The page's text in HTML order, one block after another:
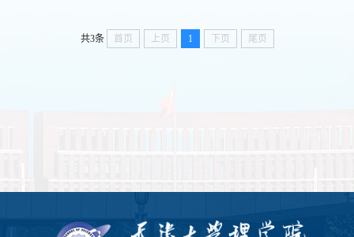
共3条 首页 上页 1 下页 尾页